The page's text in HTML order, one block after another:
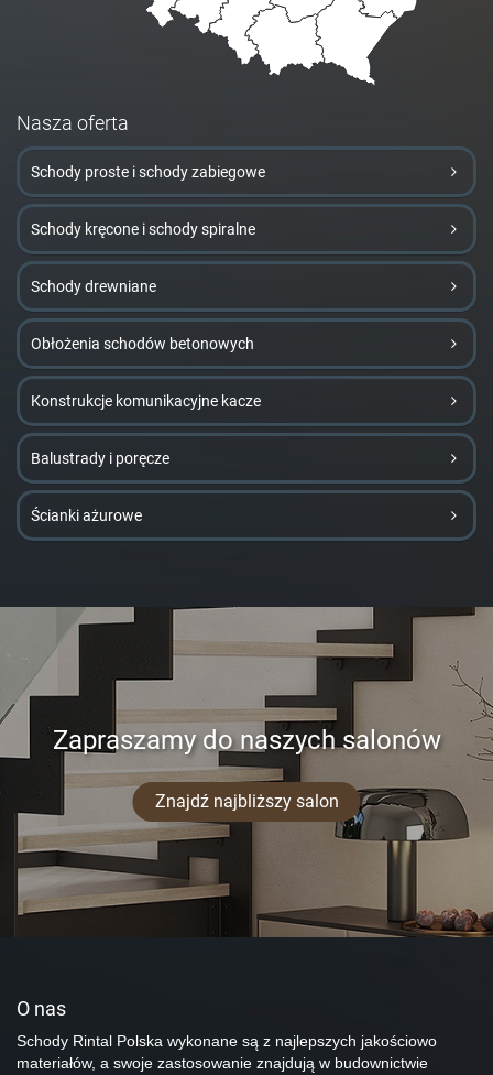
Nasza oferta
Schody proste i schody zabiegowe
Schody kręcone i schody spiralne
Schody drewniane
Obłożenia schodów betonowych
Konstrukcje komunikacyjne kacze
Balustrady i poręcze
Ścianki ażurowe
Zapraszamy do naszych salonów
Znajdź najbliższy salon
O nas
Schody Rintal Polska wykonane są z najlepszych jakościowo
materiałów, a swoje zastosowanie znajdują w budownictwie